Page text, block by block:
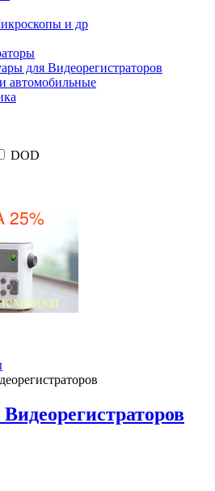
и др
для Видеорегистраторов
автомобильные
DOD